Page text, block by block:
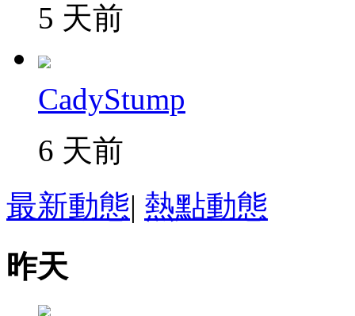
5 天前
CadyStump
6 天前
最新動態| 熱點動態
昨天